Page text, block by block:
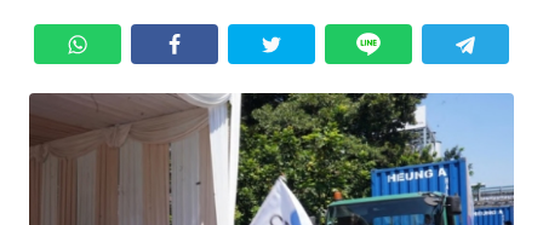
KRIMINAL
EKUIN
SAINS-TEKNO